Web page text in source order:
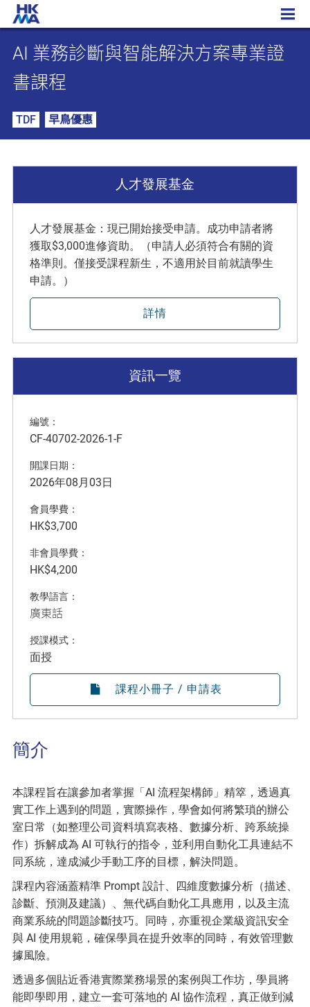
AI 業務診斷與智能解決方案專業證書課程
AI 業務診斷與智能解決方案專業證
書課程
TDF 早鳥優惠
簡介
本課程旨在讓參加者掌握「AI 流程架構師」精箤，透過真
實工作上遇到的問題，實際操作，學會如何將繁瑣的辦公
室日常（如整理公司資料填寫表格、數據分析、跨系統操
作）拆解成為 AI 可執行的指令，並利用自動化工具連結不
同系統，達成減少手動工序的目標，解決問題。
課程內容涵蓋精準 Prompt 設計、四維度數據分析（描述、
診斷、預測及建議）、無代碼自動化工具應用，以及主流
商業系統的問題診斷技巧。同時，亦重視企業級資訊安全
與 AI 使用規範，確保學員在提升效率的同時，有效管理數
據風險。
透過多個貼近香港實際業務場景的案例與工作坊，學員將
能即學即用，建立一套可落地的 AI 協作流程，真正做到減
人才發展基金
人才發展基金：現已開始接受申請。成功申請者將
獲取$3,000進修資助。（申請人必須符合有關的資
格準則。僅接受課程新生，不適用於目前就讀學生
申請。）
詳情
資訊一覽
編號：
CF-40702-2026-1-F
開課日期：
2026年08月03日
會員學費：
HK$3,700
非會員學費：
HK$4,200
教學語言：
廣東話
授課模式：
面授
課程小冊子 / 申請表